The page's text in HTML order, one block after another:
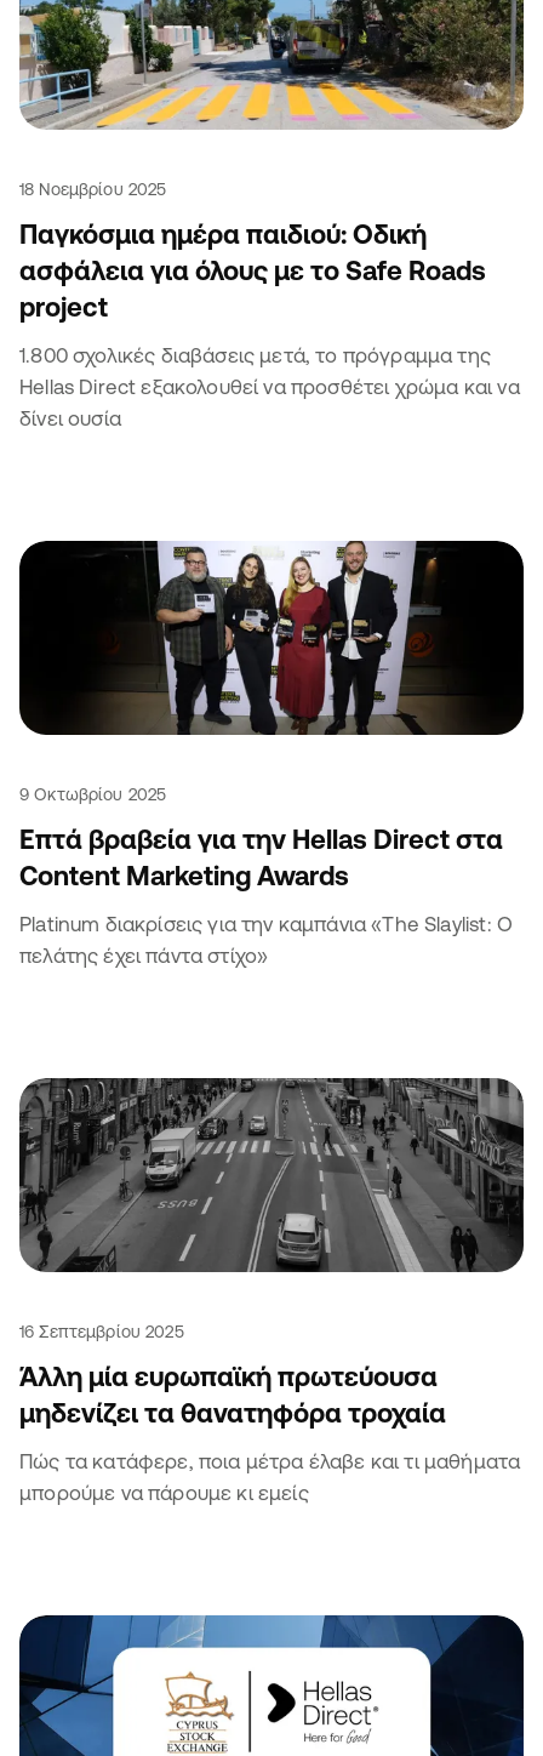
18 Νοεμβρίου 2025
Παγκόσμια ημέρα παιδιού: Οδική
ασφάλεια για όλους με το Safe Roads
project
1.800 σχολικές διαβάσεις μετά, το πρόγραμμα της
Hellas Direct εξακολουθεί να προσθέτει χρώμα και να
δίνει ουσία
9 Οκτωβρίου 2025
Επτά βραβεία για την Hellas Direct στα
Content Marketing Awards
Platinum διακρίσεις για την καμπάνια «The Slaylist: Ο
πελάτης έχει πάντα στίχο»
16 Σεπτεμβρίου 2025
Άλλη μία ευρωπαϊκή πρωτεύουσα
μηδενίζει τα θανατηφόρα τροχαία
Πώς τα κατάφερε, ποια μέτρα έλαβε και τι μαθήματα
μπορούμε να πάρουμε κι εμείς